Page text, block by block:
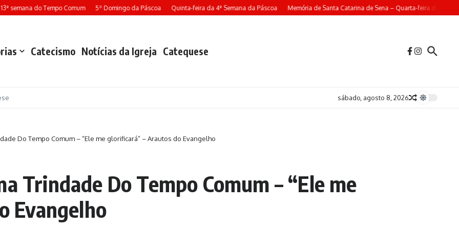
semana do Tempo Comum 5º Domingo da Páscoa Quinta-feira da 4ª Semana da Páscoa Memória de Santa Catarina de Sena – Quarta-feira da 4ª
Catecismo Notícias da Igreja Catequese
sábado, agosto 8, 2026
Do Tempo Comum – “Ele me glorificará” – Arautos do Evangelho
Trindade Do Tempo Comum – “Ele me
Evangelho